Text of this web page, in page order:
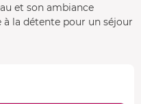
et son ambiance
la détente pour un séjour